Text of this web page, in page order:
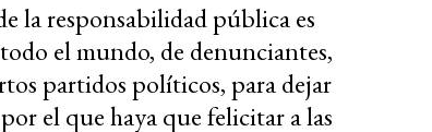
la responsabilidad pública es
el mundo, de denunciantes,
partidos políticos, para dejar
el que haya que felicitar a las